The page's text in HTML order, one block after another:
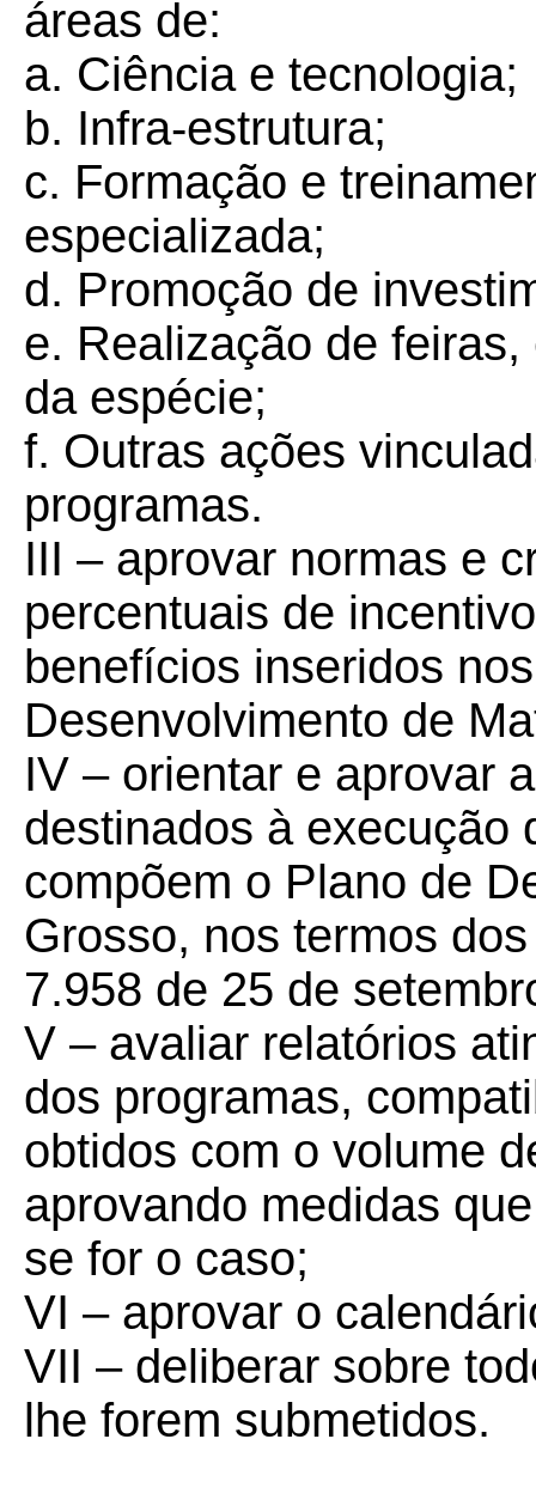
áreas de:
a. Ciência e tecnologia;
b. Infra-estrutura;
c. Formação e
especializada;
d. Promoção de
e. Realização de
da espécie;
f. Outras ações
programas.
III – aprovar normas e
percentuais de
benefícios inseridos
Desenvolvimento de
IV – orientar e aprovar
destinados à execução
compõem o Plano de
Grosso, nos termos
7.958 de 25 de
V – avaliar relatórios
dos programas,
obtidos com o volume
aprovando medidas
se for o caso;
VI – aprovar o
VII – deliberar sobre
lhe forem submetidos.